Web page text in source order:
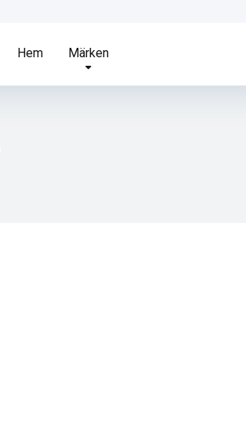
Hem Märken